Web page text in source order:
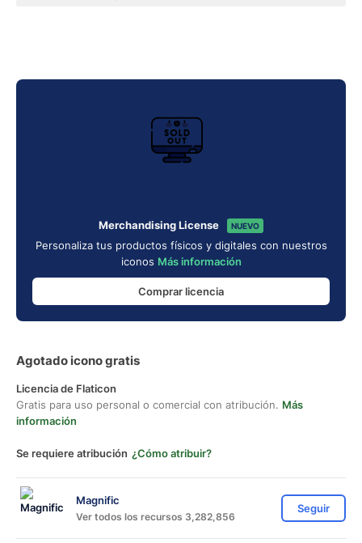
Merchandising License NUEVO
Personaliza tus productos físicos y digitales con nuestros
iconos Más información
Comprar licencia
Agotado icono gratis
Licencia de Flaticon
Gratis para uso personal o comercial con atribución. Más
información
Se requiere atribución ¿Cómo atribuir?
Magnific
Ver todos los recursos 3,282,856
Seguir